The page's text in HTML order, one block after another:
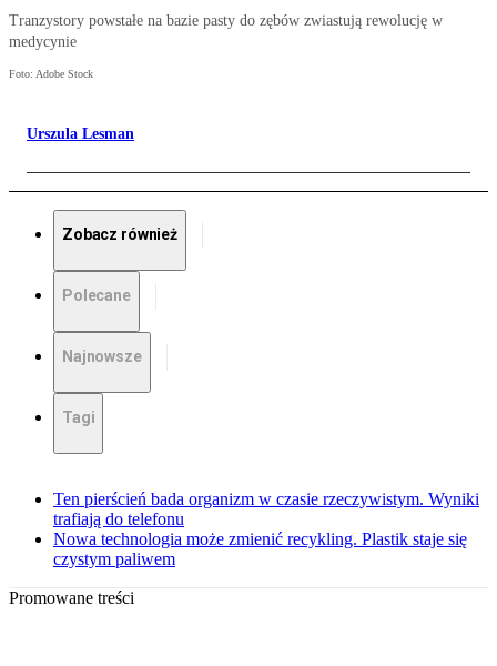
Tranzystory powstałe na bazie pasty do zębów zwiastują rewolucję w
medycynie
Foto: Adobe Stock
Urszula Lesman
Zobacz również
Polecane
Najnowsze
Tagi
Ten pierścień bada organizm w czasie rzeczywistym. Wyniki
trafiają do telefonu
Nowa technologia może zmienić recykling. Plastik staje się
czystym paliwem
Promowane treści